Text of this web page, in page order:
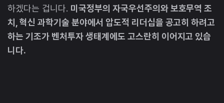
하겠다는 겁니다. 미국정부의 자국우선주의와 보호무역 조
치, 혁신 과학기술 분야에서 압도적 리더십을 공고히 하려고
하는 기조가 벤처투자 생태계에도 고스란히 이어지고 있습
니다.